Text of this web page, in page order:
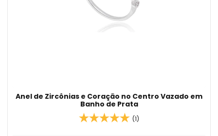
Anel de Zircônias e Coração no Centro Vazado em
Banho de Prata
(1)